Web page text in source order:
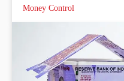
Money Control